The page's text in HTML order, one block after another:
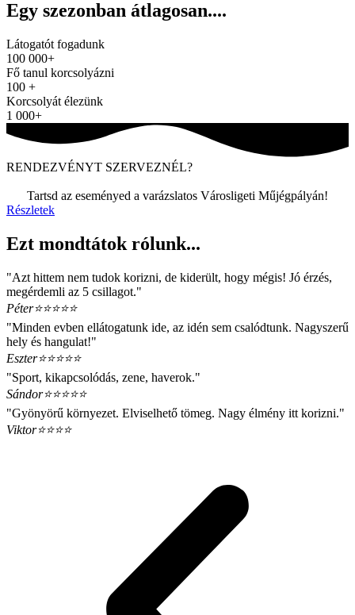
Egy szezonban átlagosan....
Látogatót fogadunk
100 000+
Fő tanul korcsolyázni
100 +
Korcsolyát élezünk
1 000+
RENDEZVÉNYT SZERVEZNÉL?
Tartsd az eseményed a varázslatos Városligeti Műjégpályán!
Részletek
Ezt mondtátok rólunk...
"Azt hittem nem tudok korizni, de kiderült, hogy mégis! Jó érzés,
megérdemli az 5 csillagot."
Péter⭐⭐⭐⭐⭐
"Minden evben ellátogatunk ide, az idén sem csalódtunk. Nagyszerű
hely és hangulat!"
Eszter⭐⭐⭐⭐⭐
"Sport, kikapcsolódás, zene, haverok."
Sándor⭐⭐⭐⭐⭐
"Gyönyörű környezet. Elviselhető tömeg. Nagy élmény itt korizni."
Viktor⭐⭐⭐⭐